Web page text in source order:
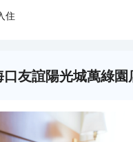
住
友誼陽光城萬綠